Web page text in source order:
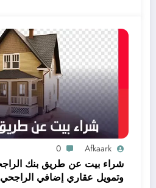
Afkaark
0
وتمويل عقاري إضافي الراجحي